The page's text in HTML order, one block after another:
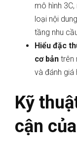
mô hình 3C,
loại nội
tầng nhu
Hiểu đặc
cơ bản trên
và đánh giá
Kỹ
cận